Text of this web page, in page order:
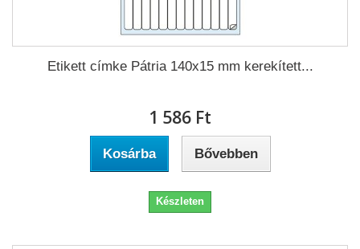
Etikett címke Pátria 140x15 mm kerekített...
1 586 Ft‎
Kosárba Bővebben
Készleten